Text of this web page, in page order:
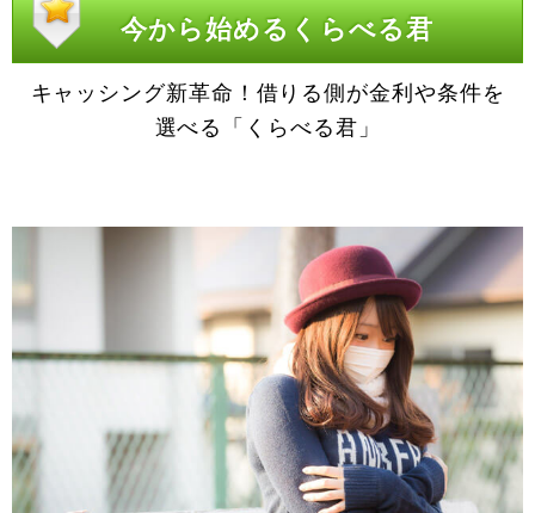
今から始めるくらべる君
キャッシング新革命！借りる側が金利や条件を
選べる「くらべる君」